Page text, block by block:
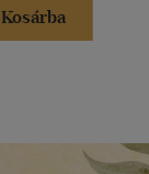
Kosárba